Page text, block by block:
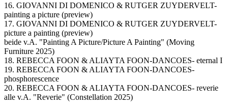
16. GIOVANNI DI DOMENICO & RUTGER ZUYDERVELT-
painting a picture (preview)
17. GIOVANNI DI DOMENICO & RUTGER ZUYDERVELT-
picture a painting (preview)
beide v.A. "Painting A Picture/Picture A Painting" (Moving
Furniture 2025)
18. REBECCA FOON & ALIAYTA FOON-DANCOES- eternal I
19. REBECCA FOON & ALIAYTA FOON-DANCOES-
phosphorescence
20. REBECCA FOON & ALIAYTA FOON-DANCOES- reverie
alle v.A. "Reverie" (Constellation 2025)